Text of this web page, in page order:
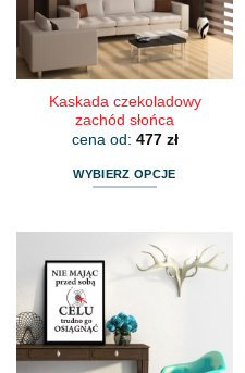
na
stronie
produktu
Kaskada czekoladowy
zachód słońca
cena od: 477 zł
WYBIERZ OPCJE
wiele
wariantów.
Opcje
można
wybrać